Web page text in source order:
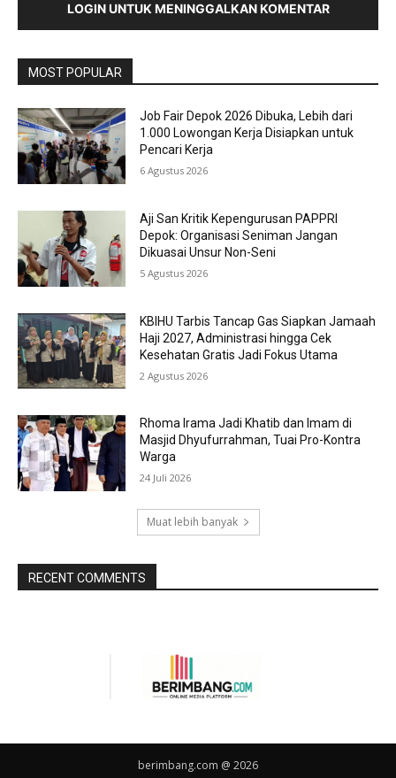
LOGIN UNTUK MENINGGALKAN KOMENTAR
MOST POPULAR
Job Fair Depok 2026 Dibuka, Lebih dari
1.000 Lowongan Kerja Disiapkan untuk
Pencari Kerja
6 Agustus 2026
Aji San Kritik Kepengurusan PAPPRI
Depok: Organisasi Seniman Jangan
Dikuasai Unsur Non-Seni
5 Agustus 2026
KBIHU Tarbis Tancap Gas Siapkan Jamaah
Haji 2027, Administrasi hingga Cek
Kesehatan Gratis Jadi Fokus Utama
2 Agustus 2026
Rhoma Irama Jadi Khatib dan Imam di
Masjid Dhyufurrahman, Tuai Pro-Kontra
Warga
24 Juli 2026
Muat lebih banyak
RECENT COMMENTS
berimbang.com @ 2026